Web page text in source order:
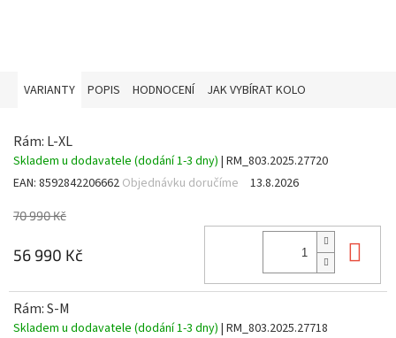
VARIANTY POPIS HODNOCENÍ JAK VYBÍRAT KOLO
Rám: L-XL
Skladem u dodavatele (dodání 1-3 dny) | RM_803.2025.27720
EAN: 8592842206662 Objednávku doručíme 13.8.2026
70 990 Kč
56 990 Kč
Rám: S-M
Skladem u dodavatele (dodání 1-3 dny) | RM_803.2025.27718